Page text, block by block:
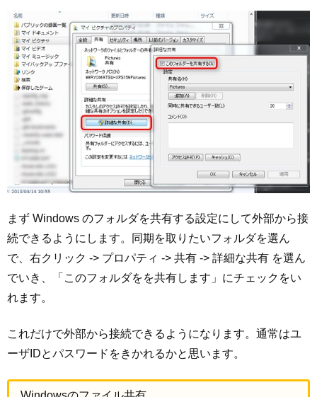
まず Windows のフォルダを共有する設定にして外部から接
続できるようにします。同期を取りたいフォルダを選ん
で、右クリック -> プロパティ -> 共有 -> 詳細な共有 を選ん
でいき、「このフォルダをを共有します」にチェックをい
れます。
これだけで外部から接続できるようになります。通常はユ
ーザIDとパスワードをきかれるかと思います。